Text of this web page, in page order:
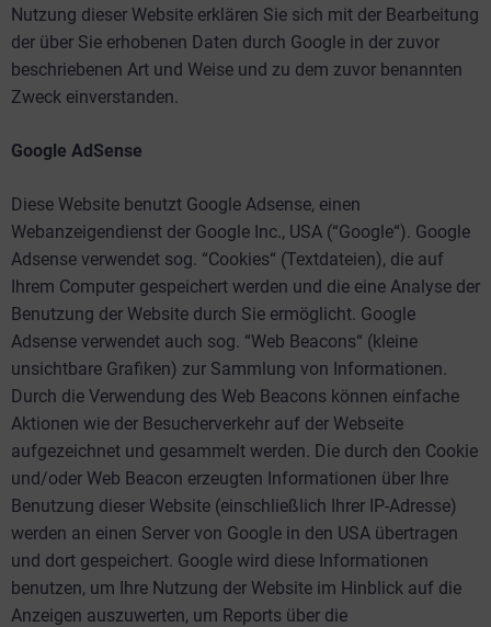
Nutzung dieser Website erklären Sie sich mit der Bearbeitung
der über Sie erhobenen Daten durch Google in der zuvor
beschriebenen Art und Weise und zu dem zuvor benannten
Zweck einverstanden.
Google AdSense
Diese Website benutzt Google Adsense, einen
Webanzeigendienst der Google Inc., USA (“Google“). Google
Adsense verwendet sog. “Cookies“ (Textdateien), die auf
Ihrem Computer gespeichert werden und die eine Analyse der
Benutzung der Website durch Sie ermöglicht. Google
Adsense verwendet auch sog. “Web Beacons“ (kleine
unsichtbare Grafiken) zur Sammlung von Informationen.
Durch die Verwendung des Web Beacons können einfache
Aktionen wie der Besucherverkehr auf der Webseite
aufgezeichnet und gesammelt werden. Die durch den Cookie
und/oder Web Beacon erzeugten Informationen über Ihre
Benutzung dieser Website (einschließlich Ihrer IP-Adresse)
werden an einen Server von Google in den USA übertragen
und dort gespeichert. Google wird diese Informationen
benutzen, um Ihre Nutzung der Website im Hinblick auf die
Anzeigen auszuwerten, um Reports über die